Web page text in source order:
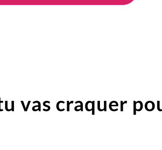
vas craquer